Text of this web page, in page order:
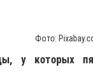
Фото:
у которых